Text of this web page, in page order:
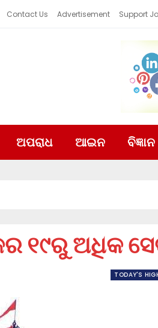
Contact Us Advertisement Support
ଅପରାଧ ଆଇନ ବିଜ୍ଞାନ
୧୯ରୁ ଅଧିକ
TODAY'S